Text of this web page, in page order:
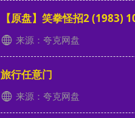
【原盘】笑拳怪招2 (1983)
来源：夸克网盘
旅行任意门
来源：夸克网盘